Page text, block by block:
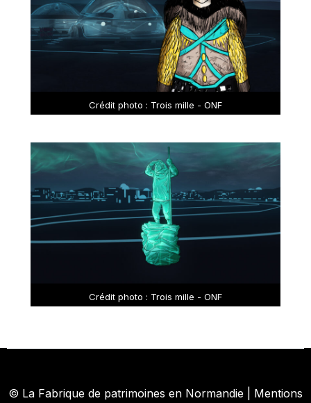
Crédit photo : Trois mille - ONF
Crédit photo : Trois mille - ONF
© La Fabrique de patrimoines en Normandie Mentions